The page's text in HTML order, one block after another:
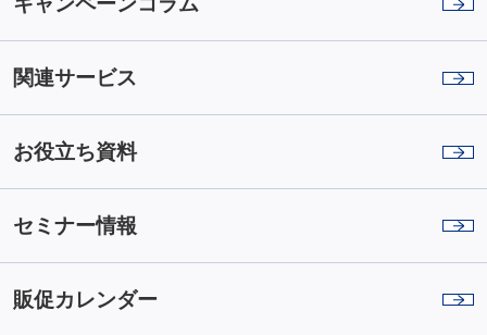
関連サービス
お役立ち資料
セミナー情報
販促カレンダー